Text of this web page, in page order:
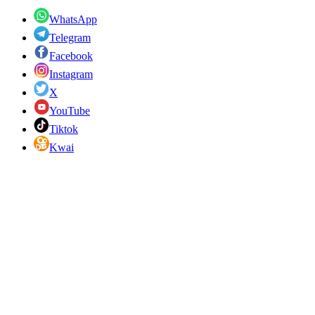
WhatsApp
Telegram
Facebook
Instagram
X
YouTube
Tiktok
Kwai